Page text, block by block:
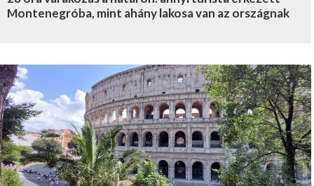
Montenegróba, mint ahány lakosa van az országnak